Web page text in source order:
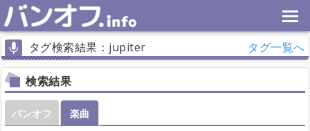
タグ検索結果：jupiter タグ一覧へ
検索結果
バンオフ
楽曲